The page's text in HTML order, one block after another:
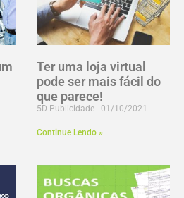
Ter uma loja virtual
pode ser mais fácil do
que parece!
5D Publicidade 01/10/2021
Continue Lendo »